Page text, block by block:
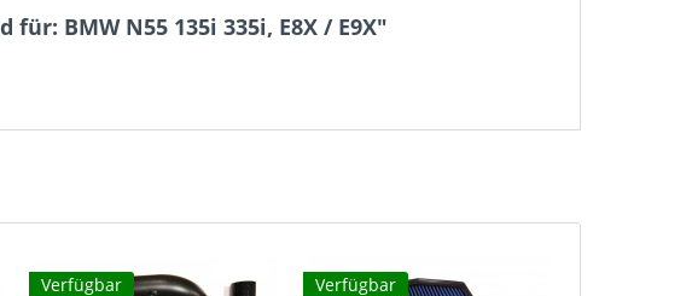
BMW N55 135i 335i, E8X / E9X"
Verfügbar
Verfügbar